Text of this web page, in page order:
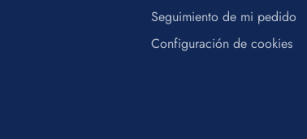
Seguimiento de mi pedido
Configuración de cookies